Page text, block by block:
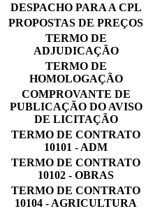
DESPACHO PARA A CPL
PROPOSTAS DE PREÇOS
TERMO DE
ADJUDICAÇÃO
TERMO DE
HOMOLOGAÇÃO
COMPROVANTE DE
PUBLICAÇÃO DO AVISO
DE LICITAÇÃO
TERMO DE CONTRATO
10101 - ADM
TERMO DE CONTRATO
10102 - OBRAS
TERMO DE CONTRATO
10104 - AGRICULTURA